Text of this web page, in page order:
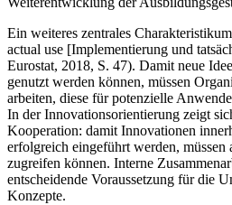
Ein weiteres zentrales
actual use [Implementierung und
Eurostat, 2018, S. 47). Damit neue
genutzt werden können, müssen
arbeiten, diese für potenzielle
In der Innovationsorientierung zeigt
Kooperation: damit Innovationen
erfolgreich eingeführt werden, müssen
zugreifen können. Interne
entscheidende Voraussetzung für die
Konzepte.